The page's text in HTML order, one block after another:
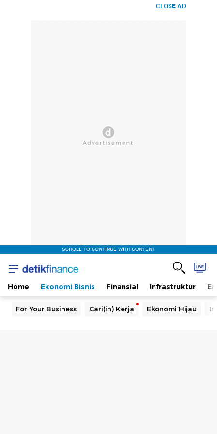
CLOSE AD
SCROLL TO CONTINUE WITH CONTENT
Home Ekonomi Bisnis Finansial Infrastruktur
For Your Business Cari(in) Kerja Ekonomi Hijau